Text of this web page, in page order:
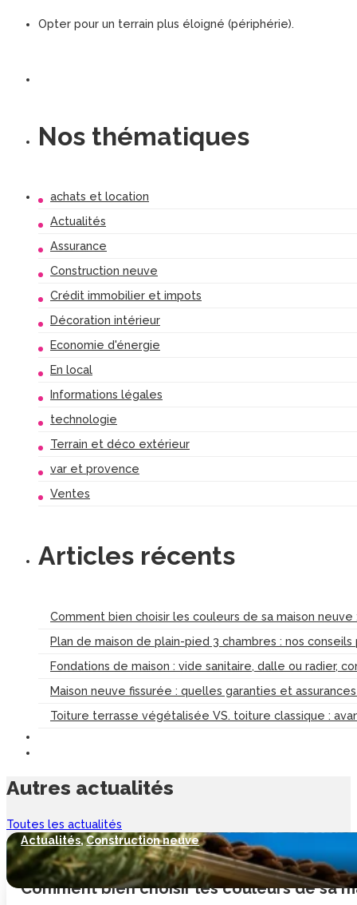
Opter pour un terrain plus éloigné (périphérie).
Nos thématiques
achats et location
Actualités
Assurance
Construction neuve
Crédit immobilier et impots
Décoration intérieur
Economie d'énergie
En local
Informations légales
technologie
Terrain et déco extérieur
var et provence
Ventes
Articles récents
Comment bien choisir les couleurs de sa maison
Plan de maison de plain-pied 3 chambres : nos
Fondations de maison : vide sanitaire, dalle ou radier,
Maison neuve fissurée : quelles garanties et
Toiture terrasse végétalisée VS. toiture classique :
Autres actualités
Toutes les actualités
Actualités,Construction neuve
Comment bien choisir les couleurs de sa